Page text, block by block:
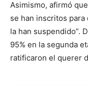
Asimismo, afirmó
se han inscritos para
la han suspendido”.
95% en la segunda
ratificaron el querer